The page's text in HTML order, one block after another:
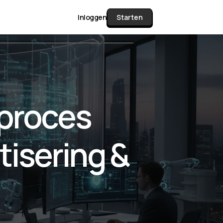
Matrix
alle pakketten en mogelijkheden
documenten verzamelen en facturen
tot controleren, boeken, bank
& klant dashboard.
Inloggen Starten
&